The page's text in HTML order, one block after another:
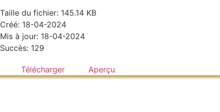
Taille du fichier: 145.14 KB
Créé: 18-04-2024
Mis à jour: 18-04-2024
Succès: 129
Télécharger Aperçu